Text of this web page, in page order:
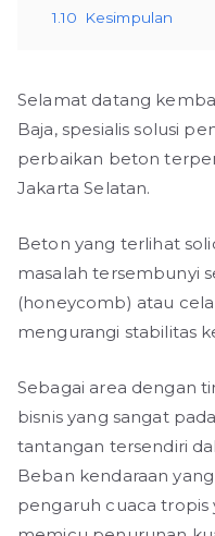
1.10
Kesimpulan
Selamat datang
Baja, spesialis solusi
perbaikan beton
Jakarta Selatan.
Beton yang terlihat
masalah tersembunyi
(honeycomb) atau
mengurangi stabilitas
Sebagai area dengan
bisnis yang sangat
tantangan tersendiri
Beban kendaraan
pengaruh cuaca tropis